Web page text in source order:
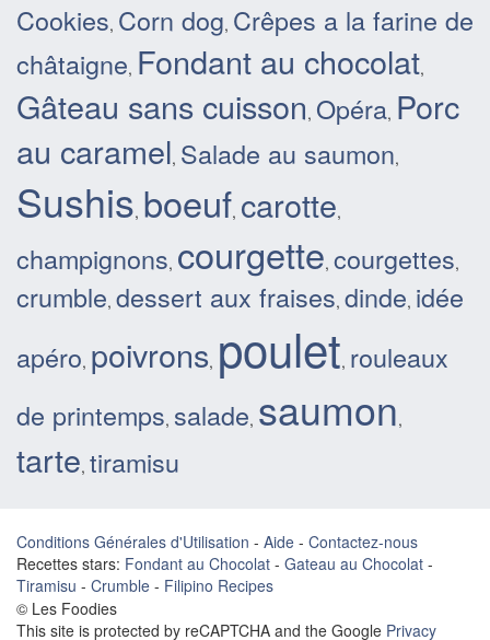
Cookies, Corn dog, Crêpes a la farine de
châtaigne, Fondant au chocolat,
Gâteau sans cuisson, Opéra, Porc
au caramel, Salade au saumon,
Sushis, boeuf, carotte,
champignons, courgette, courgettes,
crumble, dessert aux fraises, dinde, idée
apéro, poivrons, poulet, rouleaux
de printemps, salade, saumon,
tarte, tiramisu
Conditions Générales d'Utilisation - Aide - Contactez-nous
Recettes stars: Fondant au Chocolat - Gateau au Chocolat -
Tiramisu - Crumble - Filipino Recipes
© Les Foodies
This site is protected by reCAPTCHA and the Google Privacy